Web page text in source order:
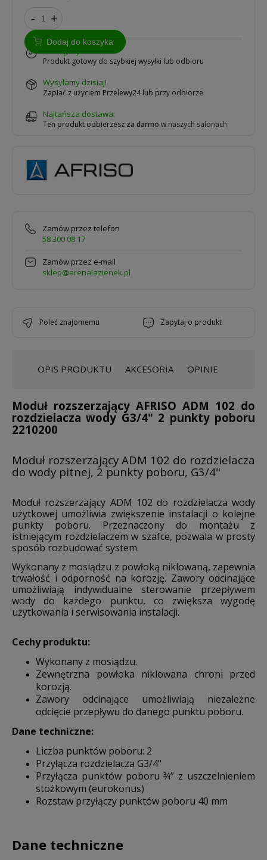
- +
Dodaj do koszyka
Produkt gotowy do szybkiej wysyłki lub odbioru
wysyłamy dzisiaj!
Zapłać z użyciem Przelewy24 lub przy odbiorze
Najtańsza dostawa:
Ten produkt odbierzesz za darmo w naszych salonach
Zamów przez telefon
58 300 08 17
Zamów przez e-mail
sklep@arenalazienek.pl
poleć znajomemu zapytaj o produkt
OPIS PRODUKTU AKCESORIA OPINIE
Moduł rozszerzający AFRISO ADM 102 do
rozdzielacza wody G3/4" 2 punkty poboru
2210200
Moduł rozszerzający ADM 102 do rozdzielacza
do wody pitnej, 2 punkty poboru, G3/4"
Moduł rozszerzający ADM 102 do rozdzielacza wody
użytkowej umożliwia zwiększenie instalacji o kolejne
punkty poboru. Przeznaczony do montażu z
istniejącym rozdzielaczem w szafce, pozwala w prosty
sposób rozbudować system.
Wykonany z mosiądzu z powłoką niklowaną, zapewnia
trwałość i odporność na korozję. Zawory odcinające
umożliwiają indywidualne sterowanie przepływem
wody do każdego punktu, co zwiększa wygodę
użytkowania i serwisowania instalacji.
Cechy produktu:
Wykonany z mosiądzu.
Zewnętrzna powłoka niklowana chroni przed
korozją.
Zawory odcinające umożliwiają niezależne
odcięcie przepływu do danego punktu poboru.
Dane techniczne:
Liczba punktów poboru: 2
Przyłącza rozdzielacza G3/4"
Przyłącza punktów poboru ¾” z uszczelnieniem
stożkowym (eurokonus)
Rozstaw przyłączy punktów poboru 40 mm
Dane techniczne